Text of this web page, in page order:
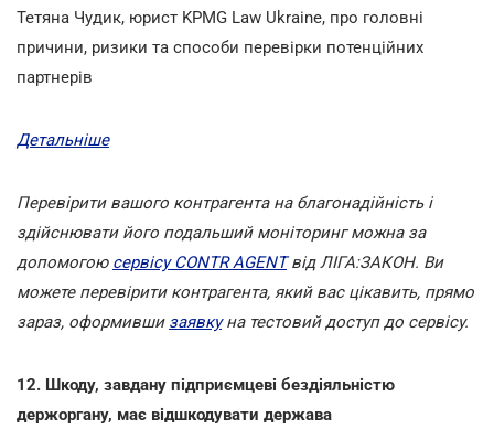
Тетяна Чудик, юрист KPMG Law Ukraine, про головні
причини, ризики та способи перевірки потенційних
партнерів
Детальніше
Перевірити вашого контрагента на благонадійність і
здійснювати його подальший моніторинг можна за
допомогою сервісу CONTR AGENTвід ЛІГА:ЗАКОН. Ви
можете перевірити контрагента, який вас цікавить, прямо
зараз, оформивши заявкуна тестовий доступ до сервісу.
12. Шкоду, завдану підприємцеві бездіяльністю
держоргану, має відшкодувати держава